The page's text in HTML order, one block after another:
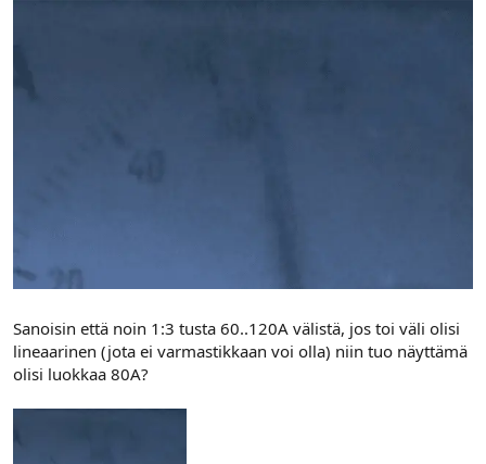
Sanoisin että noin 1:3 tusta 60..120A välistä, jos toi väli olisi
lineaarinen (jota ei varmastikkaan voi olla) niin tuo näyttämä
olisi luokkaa 80A?